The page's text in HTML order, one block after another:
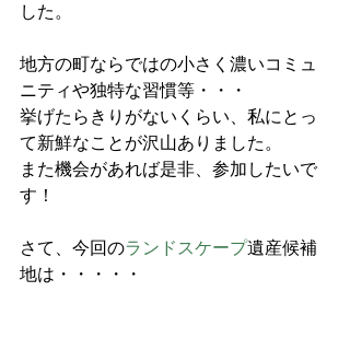
した。
地方の町ならではの小さく濃いコミュ
ニティや独特な習慣等・・・
挙げたらきりがないくらい、私にとっ
て新鮮なことが沢山ありました。
また機会があれば是非、参加したいで
す！
さて、今回のランドスケープ遺産候補
地は・・・・・